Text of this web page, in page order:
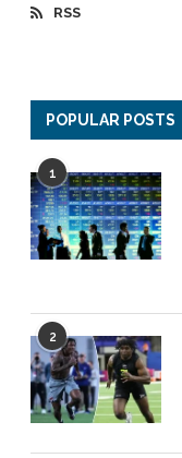
RSS
POPULAR POSTS
1
2